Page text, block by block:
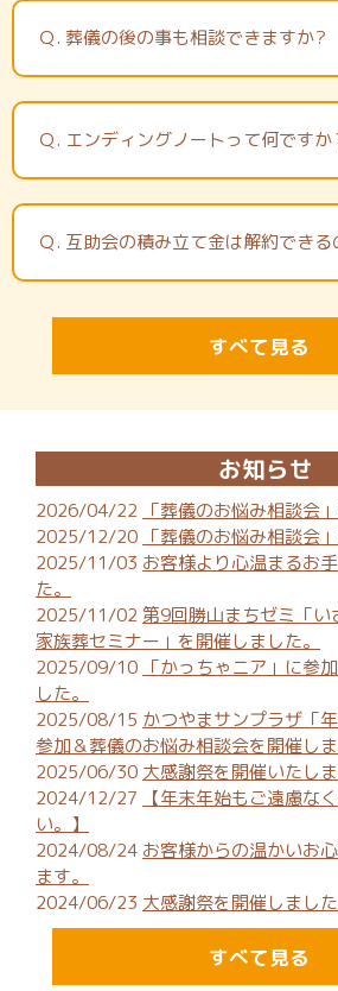
Ｑ. 葬儀の後の事も相談できますか?
Ｑ. エンディングノートって何ですか
Ｑ. 互助会の積み立て金は解約できる
すべて見る
お知らせ
2026/04/22
「葬儀のお悩み相談会
2025/12/20 「葬儀のお悩み相談会
2025/11/03 お客様より心温まるお
た。
2025/11/02 第9回勝山まちゼミ「い
家族葬セミナー」を開催しました。
2025/09/10 「かっちゃニア」に参
した。
2025/08/15 かつやまサンプラザ「
参加＆葬儀のお悩み相談会を開催しま
2025/06/30 大感謝祭を開催いたしま
2024/12/27
【年末年始もご遠慮な
い。】
2024/08/24 お客様からの温かいお
ます。
2024/06/23 大感謝祭を開催しました
すべて見る